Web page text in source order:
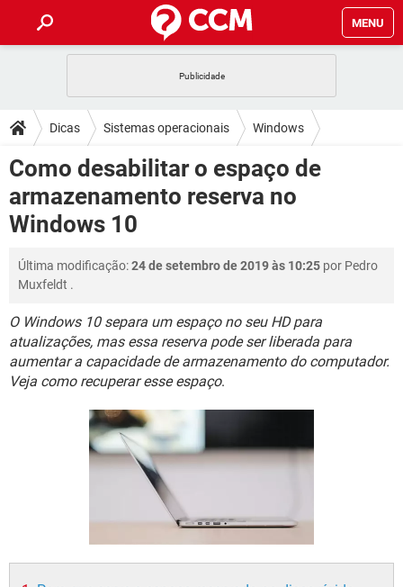
MENU
CELULAR FACEBOOK
OUTLOOK EXCEL
INSTAGRAM GMAIL
GUIA DE COMPRAS
DICAS
JOGOS WHATSAPP
CELULAR FACEBOOK
GUIA DE COMPRAS
DOWNLOADS
JOGOS WHATSAPP
CELULAR
OUTLOOK
INSTAGRAM
GUIA DE COMPRAS
FÓRUM
CELULAR FACEBOOK
GUIA DE COMPRAS
JOGOS
CELULAR FACEBOOK
OUTLOOK EXCEL
INSTAGRAM GMAIL
GUIA DE COMPRAS
Dicas Sistemas operacionais Windows
Windows 10
Como desabilitar o espaço de
armazenamento reserva no
Windows 10
Última modificação:24 de setembro de 2019 às 10:25 por Pedro
Muxfeldt .
O Windows 10 separa um espaço no seu HD para
atualizações, mas essa reserva pode ser liberada para
aumentar a capacidade de armazenamento do computador.
Veja como recuperar esse espaço.